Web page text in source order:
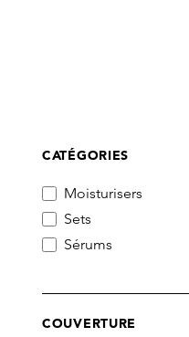
CATÉGORIES
Moisturisers
Sets
Sérums
COUVERTURE